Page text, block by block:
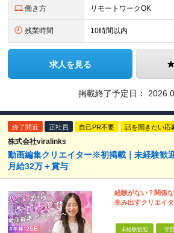
働き方 リモートワークOK
残業時間 10時間以内
求人を見る
掲載終了予定日：
終了間近 正社員 自己PR不要 話を聞きたい応
株式会社viralinks
動画編集クリエイター※初掲載｜未経験歓
月給32万＋賞与
経験がない？関係
生み出すクリエイタ
未経験歓迎 学